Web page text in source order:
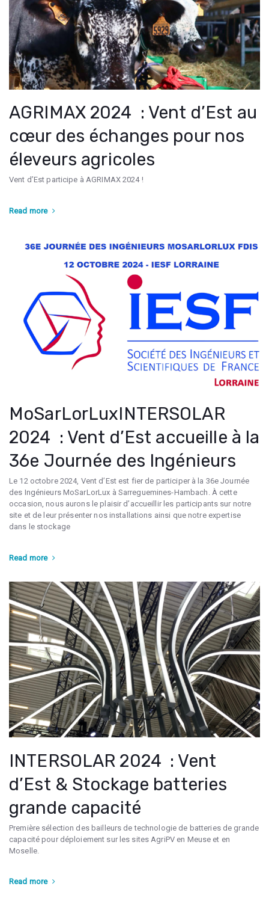
AGRIMAX 2024 : Vent d’Est au
cœur des échanges pour nos
éleveurs agricoles
Vent d’Est participe à AGRIMAX 2024 !
Read more
MoSarLorLuxINTERSOLAR
2024 : Vent d’Est accueille à la
36e Journée des Ingénieurs
Le 12 octobre 2024, Vent d’Est est fier de participer à la 36e Journée
des Ingénieurs MoSarLorLux à Sarreguemines-Hambach. À cette
occasion, nous aurons le plaisir d’accueillir les participants sur notre
site et de leur présenter nos installations ainsi que notre expertise
dans le stockage
Read more
INTERSOLAR 2024 : Vent
d’Est & Stockage batteries
grande capacité
Première sélection des bailleurs de technologie de batteries de grande
capacité pour déploiement sur les sites AgriPV en Meuse et en
Moselle.
Read more